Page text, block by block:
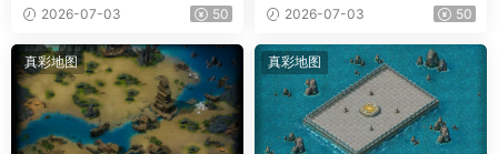
2026-07-03 50 2026-07-03 50
真彩地图 真彩地图